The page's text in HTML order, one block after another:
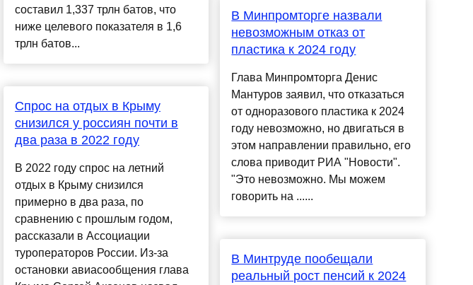
составил 1,337 трлн батов, что
ниже целевого показателя в 1,6
трлн батов...
Спрос на отдых в Крыму
снизился у россиян почти в
два раза в 2022 году
В 2022 году спрос на летний
отдых в Крыму снизился
примерно в два раза, по
сравнению с прошлым годом,
рассказали в Ассоциации
туроператоров России. Из-за
остановки авиасообщения глава
В Минпромторге назвали
невозможным отказ от
пластика к 2024 году
Глава Минпромторга Денис
Мантуров заявил, что отказаться
от одноразового пластика к 2024
году невозможно, но двигаться в
этом направлении правильно, его
слова приводит РИА "Новости".
"Это невозможно. Мы можем
говорить на ......
В Минтруде пообещали
реальный рост пенсий к 2024